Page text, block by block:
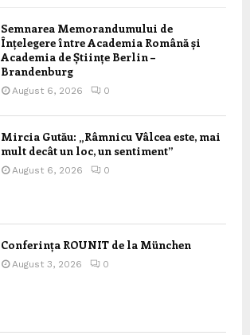
Semnarea Memorandumului de
Înțelegere între Academia Română și
Academia de Științe Berlin –
Brandenburg
August 6, 2026 0
Mircia Gutău: „Râmnicu Vâlcea este, mai
mult decât un loc, un sentiment”
August 6, 2026 0
Conferința ROUNIT de la München
August 3, 2026 0